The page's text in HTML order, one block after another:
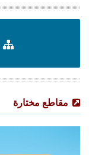
مقاطع مختارة